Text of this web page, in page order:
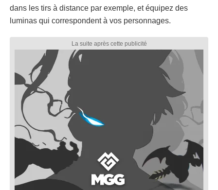
dans les tirs à distance par exemple, et équipez des
luminas qui correspondent à vos personnages.